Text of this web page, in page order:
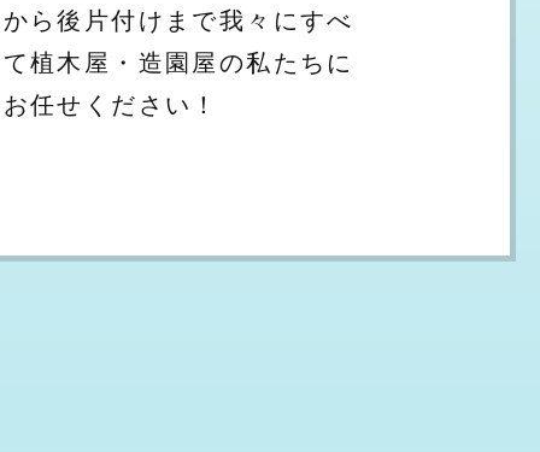
から後片付けまで我々にすべ
て植木屋・造園屋の私たちに
お任せください！